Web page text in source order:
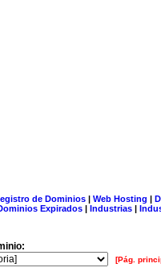
de Dominios| Web Hosting |
Expirados | Industrias |
[Pág.